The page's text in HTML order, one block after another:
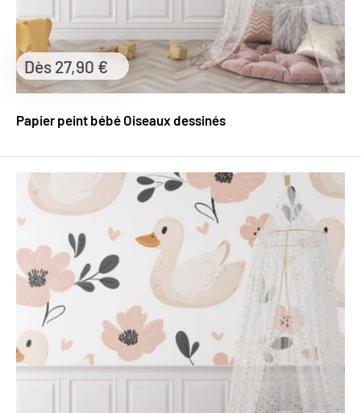
Papier peint bébé Oiseaux dessinés
Prix
réduit
Dès 27,90 €